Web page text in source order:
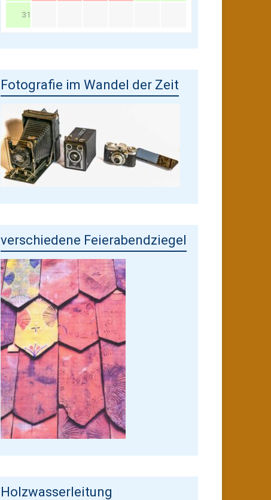
31
Fotografie im Wandel der Zeit
verschiedene Feierabendziegel
Holzwasserleitung